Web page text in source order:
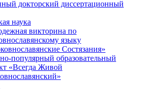
докторский диссертационный
наука
викторина по
языку
Состязания»
популярный образовательный
«Всегда Живой